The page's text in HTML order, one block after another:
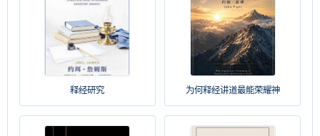
释经研究 为何释经讲道最能荣耀神